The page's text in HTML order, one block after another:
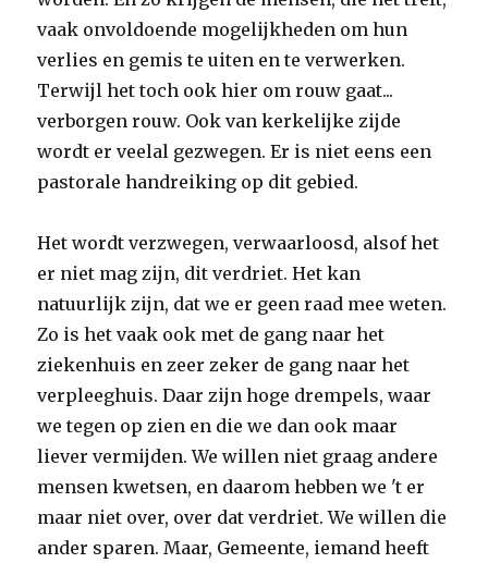
vaak onvoldoende mogelijkheden om hun
verlies en gemis te uiten en te verwerken.
Terwijl het toch ook hier om rouw gaat...
verborgen rouw. Ook van kerkelijke zijde
wordt er veelal gezwegen. Er is niet eens een
pastorale handreiking op dit gebied.
Het wordt verzwegen, verwaarloosd, alsof het
er niet mag zijn, dit verdriet. Het kan
natuurlijk zijn, dat we er geen raad mee weten.
Zo is het vaak ook met de gang naar het
ziekenhuis en zeer zeker de gang naar het
verpleeghuis. Daar zijn hoge drempels, waar
we tegen op zien en die we dan ook maar
liever vermijden. We willen niet graag andere
mensen kwetsen, en daarom hebben we 't er
maar niet over, over dat verdriet. We willen die
ander sparen. Maar, Gemeente, iemand heeft